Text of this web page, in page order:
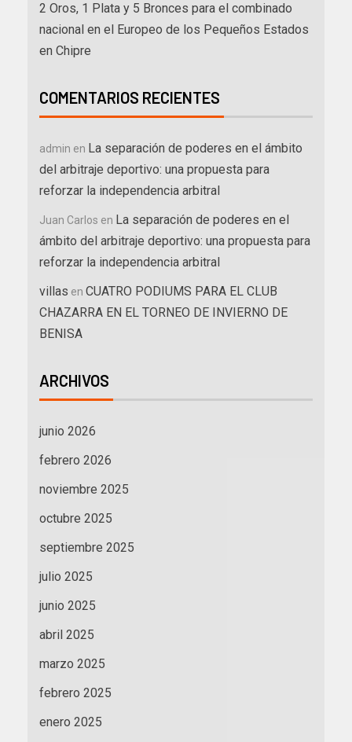
2 Oros, 1 Plata y 5 Bronces para el combinado
nacional en el Europeo de los Pequeños Estados
en Chipre
COMENTARIOS RECIENTES
admin en La separación de poderes en el ámbito
del arbitraje deportivo: una propuesta para
reforzar la independencia arbitral
Juan Carlos en La separación de poderes en el
ámbito del arbitraje deportivo: una propuesta para
reforzar la independencia arbitral
villas en CUATRO PODIUMS PARA EL CLUB
CHAZARRA EN EL TORNEO DE INVIERNO DE
BENISA
ARCHIVOS
junio 2026
febrero 2026
noviembre 2025
octubre 2025
septiembre 2025
julio 2025
junio 2025
abril 2025
marzo 2025
febrero 2025
enero 2025